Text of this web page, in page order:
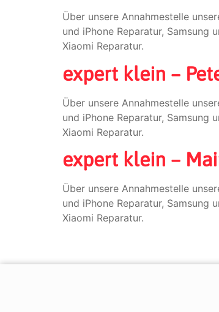
Über unsere Annahmestelle
und iPhone Reparatur, Samsung
Xiaomi Reparatur.
expert klein –
Über unsere Annahmestelle
und iPhone Reparatur, Samsung
Xiaomi Reparatur.
expert klein –
Über unsere Annahmestelle
und iPhone Reparatur, Samsung
Xiaomi Reparatur.